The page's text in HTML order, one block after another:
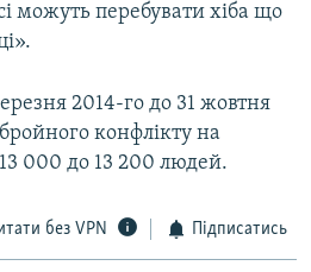
можуть перебувати хіба що
2014-го до 31 жовтня
конфлікту на
13 000 до 13 200 людей.
без VPN Підписатись